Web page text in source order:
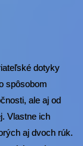
dotyky
spôsobom
ale aj od
Vlastne ich
aj dvoch rúk.